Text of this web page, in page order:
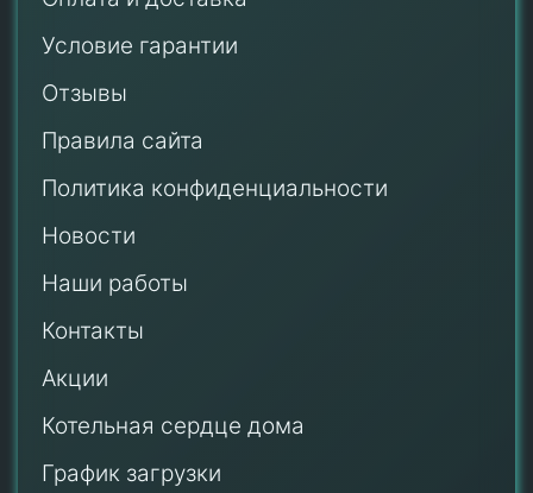
Условие гарантии
Отзывы
Правила сайта
Политика конфиденциальности
Новости
Наши работы
Контакты
Акции
Котельная сердце дома
График загрузки